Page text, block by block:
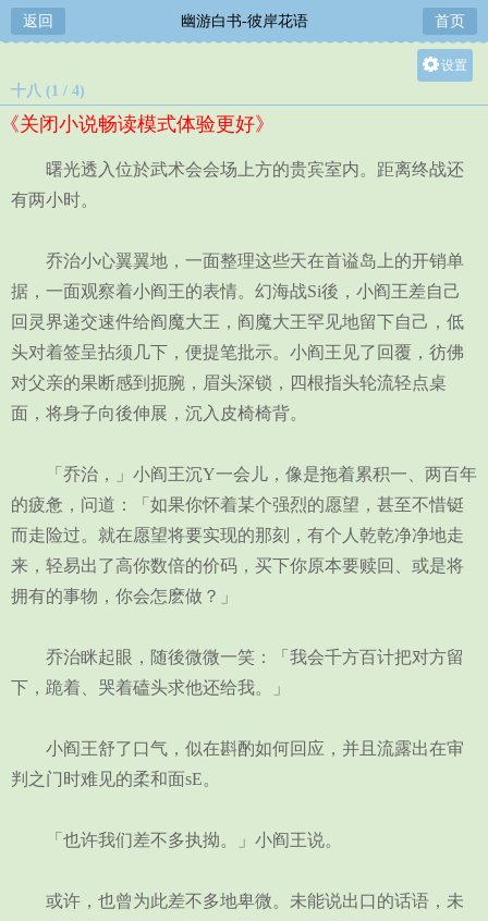
返回 幽游白书-彼岸花语 首页
设置
中
十八 (1 / 4)
《关闭小说畅读模式体验更好》
曙光透入位於武术会会场上方的贵宾室内。距离终战还
有两小时。
乔治小心翼翼地，一面整理这些天在首谥岛上的开销单
据，一面观察着小阎王的表情。幻海战Si後，小阎王差自己
回灵界递交速件给阎魔大王，阎魔大王罕见地留下自己，低
头对着签呈拈须几下，便提笔批示。小阎王见了回覆，彷佛
对父亲的果断感到扼腕，眉头深锁，四根指头轮流轻点桌
面，将身子向後伸展，沉入皮椅椅背。
「乔治，」小阎王沉Y一会儿，像是拖着累积一、两百年
的疲惫，问道：「如果你怀着某个强烈的愿望，甚至不惜铤
而走险过。就在愿望将要实现的那刻，有个人乾乾净净地走
来，轻易出了高你数倍的价码，买下你原本要赎回、或是将
拥有的事物，你会怎麽做？」
乔治眯起眼，随後微微一笑：「我会千方百计把对方留
下，跪着、哭着磕头求他还给我。」
小阎王舒了口气，似在斟酌如何回应，并且流露出在审
判之门时难见的柔和面sE。
「也许我们差不多执拗。」小阎王说。
或许，也曾为此差不多地卑微。未能说出口的话语，未